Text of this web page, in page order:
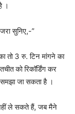
।
सुनिए,-”
तो 3 रु. टिन मांगने का
को रिकॉर्डिंग कर
जा सकता है ।
ले सकते हैं, जब मैने